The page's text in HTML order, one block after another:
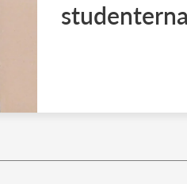
studenterna